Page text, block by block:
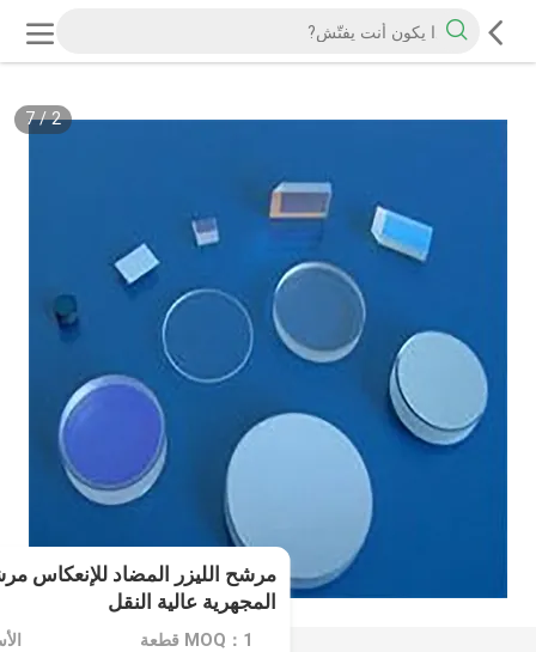
2
/
7
مرشح الليزر المضاد للإنعكاس
المجهرية عالية النقل
MOQ：1 قطعة